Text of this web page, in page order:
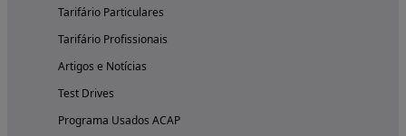
Tarifário Particulares
Tarifário Profissionais
Artigos e Notícias
Test Drives
Programa Usados ACAP